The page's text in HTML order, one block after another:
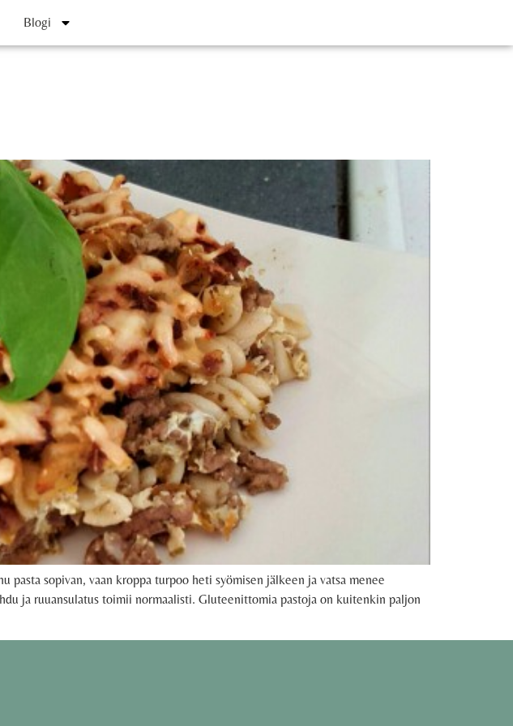
Blogi
sopivan, vaan kroppa turpoo heti syömisen jälkeen ja vatsa menee
ja ruuansulatus toimii normaalisti. Gluteenittomia pastoja on kuitenkin paljon